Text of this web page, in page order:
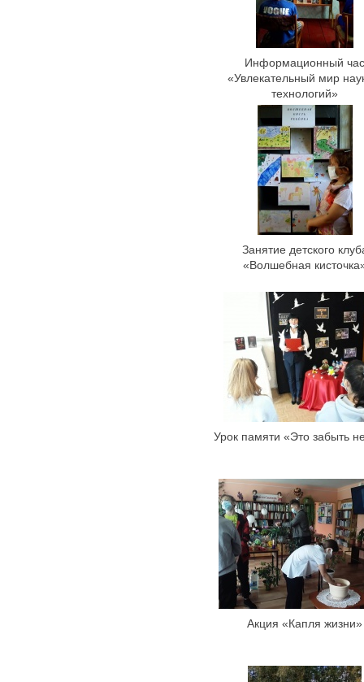
Информационный час
«Увлекательный мир
технологий»
Занятие детского
«Волшебная
Урок памяти «Это забыть
Акция «Капля жизни»